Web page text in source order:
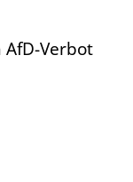
Verbot